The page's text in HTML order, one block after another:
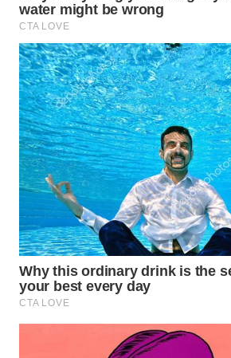
WN
SOLO
WN
BOROBUDUR
WN
MADURA
WN
SURABAYA
WN
NATUNA
WN